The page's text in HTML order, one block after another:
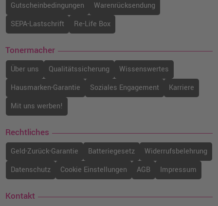
Gutscheinbedingungen
Warenrücksendung
SEPA-Lastschrift
Re-Life Box
Tonermacher
Über uns Qualitätssicherung
Wissenswertes
Hausmarken-Garantie
Soziales Engagement
Karriere
Mit uns werben!
Rechtliches
Geld-Zurück-Garantie Batteriegesetz
Widerrufsbelehrung
Datenschutz
Cookie Einstellungen AGB Impressum
Kontakt